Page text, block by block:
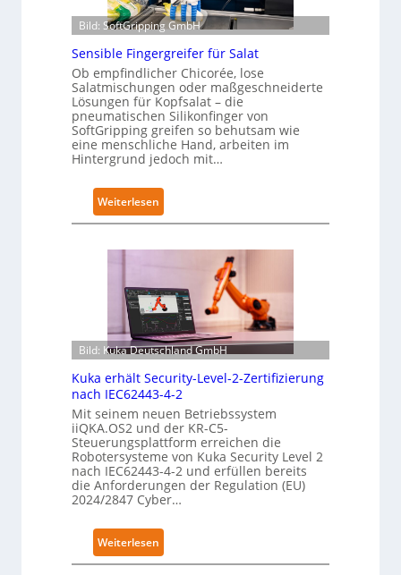
Bild: SoftGripping GmbH
Sensible Fingergreifer für Salat
Ob empfindlicher Chicorée, lose
Salatmischungen oder maßgeschneiderte
Lösungen für Kopfsalat – die
pneumatischen Silikonfinger von
SoftGripping greifen so behutsam wie
eine menschliche Hand, arbeiten im
Hintergrund jedoch mit…
Weiterlesen
S
i
b
l
e
g
e
r
g
r
f
Bild: Kuka Deutschland GmbH
Kuka erhält Security-Level-2-Zertifizierung
nach IEC62443-4-2
Mit seinem neuen Betriebssystem
iiQKA.OS2 und der KR-C5-
Steuerungsplattform erreichen die
Robotersysteme von Kuka Security Level 2
nach IEC62443-4-2 und erfüllen bereits
die Anforderungen der Regulation (EU)
2024/2847 Cyber…
Weiterlesen
K